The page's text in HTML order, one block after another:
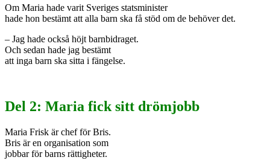
Om Maria hade varit Sveriges statsminister
hade hon bestämt att alla barn ska få stöd om de behöver det.
– Jag hade också höjt barnbidraget.
Och sedan hade jag bestämt
att inga barn ska sitta i fängelse.
Del 2: Maria fick sitt drömjobb
Maria Frisk är chef för Bris.
Bris är en organisation som
jobbar för barns rättigheter.